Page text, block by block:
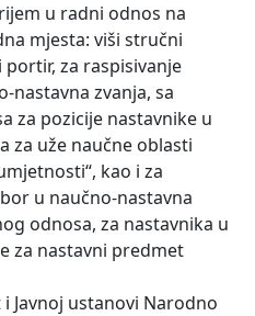
u radni odnos na
mjesta: viši stručni
za raspisivanje
nastavna zvanja, sa
za pozicije nastavnike u
za uže naučne oblasti
kao i za
u naučno-nastavna
odnosa, za nastavnika u
za nastavni predmet
Javnoj ustanovi Narodno